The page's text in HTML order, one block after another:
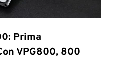
Prima
VPG800, 800